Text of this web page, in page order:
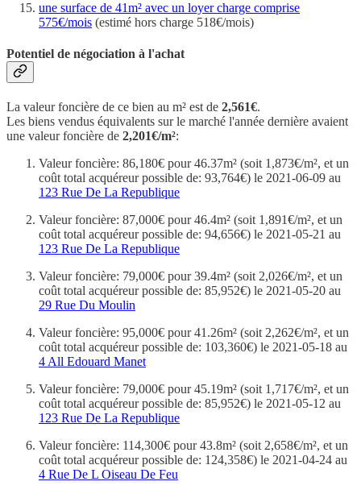
une surface de 41m² avec un loyer charge comprise
575€/mois (estimé hors charge 518€/mois)
Potentiel de négociation à l'achat
La valeur foncière de ce bien au m² est de 2,561€.
Les biens vendus équivalents sur le marché l'année dernière avaient
une valeur foncière de 2,201€/m²:
Valeur foncière: 86,180€ pour 46.37m² (soit 1,873€/m², et un
coût total acquéreur possible de: 93,764€) le 2021-06-09 au
123 Rue De La Republique
Valeur foncière: 87,000€ pour 46.4m² (soit 1,891€/m², et un
coût total acquéreur possible de: 94,656€) le 2021-05-21 au
123 Rue De La Republique
Valeur foncière: 79,000€ pour 39.4m² (soit 2,026€/m², et un
coût total acquéreur possible de: 85,952€) le 2021-05-20 au
29 Rue Du Moulin
Valeur foncière: 95,000€ pour 41.26m² (soit 2,262€/m², et un
coût total acquéreur possible de: 103,360€) le 2021-05-18 au
4 All Edouard Manet
Valeur foncière: 79,000€ pour 45.19m² (soit 1,717€/m², et un
coût total acquéreur possible de: 85,952€) le 2021-05-12 au
123 Rue De La Republique
Valeur foncière: 114,300€ pour 43.8m² (soit 2,658€/m², et un
coût total acquéreur possible de: 124,358€) le 2021-04-24 au
4 Rue De L Oiseau De Feu